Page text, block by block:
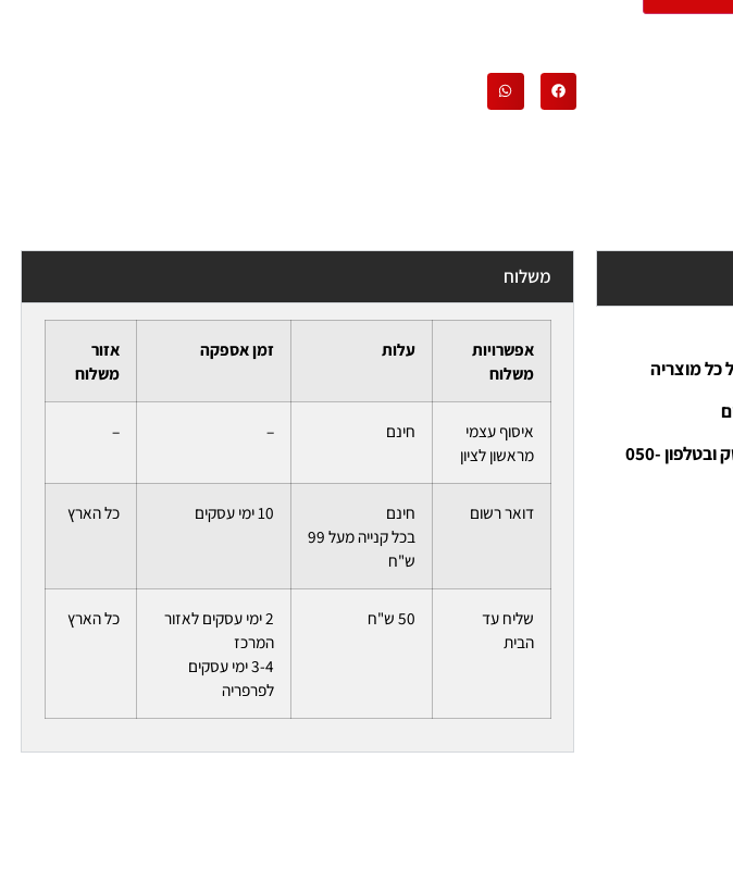
כל מוצריה
-יעוץ ותמיכה ללא עלות 24/7 בבית העסק ובטלפון 050-
משלוח
אפשרויות
משלוח
עלות זמן אספקה
אזור
משלוח
איסוף עצמי
מראשון לציון
חינם –
–
דואר רשום
חינם
בכל קנייה מעל 99
ש"ח
10 ימי עסקים כל הארץ
שליח עד
הבית
50 ש"ח
2 ימי עסקים לאזור
המרכז
3-4 ימי עסקים
לפרפריה
כל הארץ